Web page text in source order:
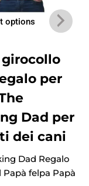
options
per
Dad per
dei cani
Dad Regalo
Papà felpa Papà